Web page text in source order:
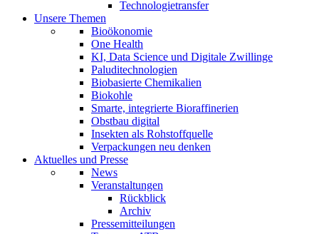
Technologietransfer
Unsere Themen
Bioökonomie
One Health
KI, Data Science und Digitale Zwillinge
Paluditechnologien
Biobasierte Chemikalien
Biokohle
Smarte, integrierte Bioraffinerien
Obstbau digital
Insekten als Rohstoffquelle
Verpackungen neu denken
Aktuelles und Presse
News
Veranstaltungen
Rückblick
Archiv
Pressemitteilungen